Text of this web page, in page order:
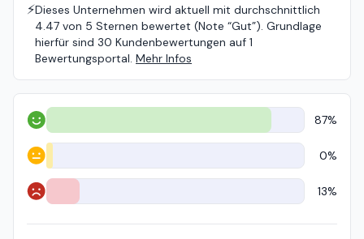
⚡️Dieses Unternehmen wird aktuell mit durchschnittlich
4.47 von 5 Sternen bewertet (Note “Gut”). Grundlage
hierfür sind 30 Kundenbewertungen auf 1
Bewertungsportal. Mehr Infos
Positiv 87%
Neutral 0%
Negativ 13%